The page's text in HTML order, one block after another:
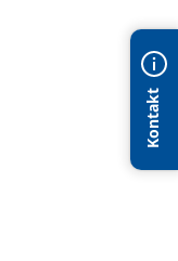
Kontakt